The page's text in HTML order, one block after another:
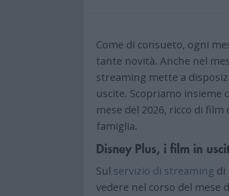
Come di consueto, ogni
tante novità. Anche nel
streaming mette a
uscite. Scopriamo insieme
mese del 2026, ricco di
famiglia.
Disney Plus, i film in
Sul servizio di streaming di
vedere nel corso del mese